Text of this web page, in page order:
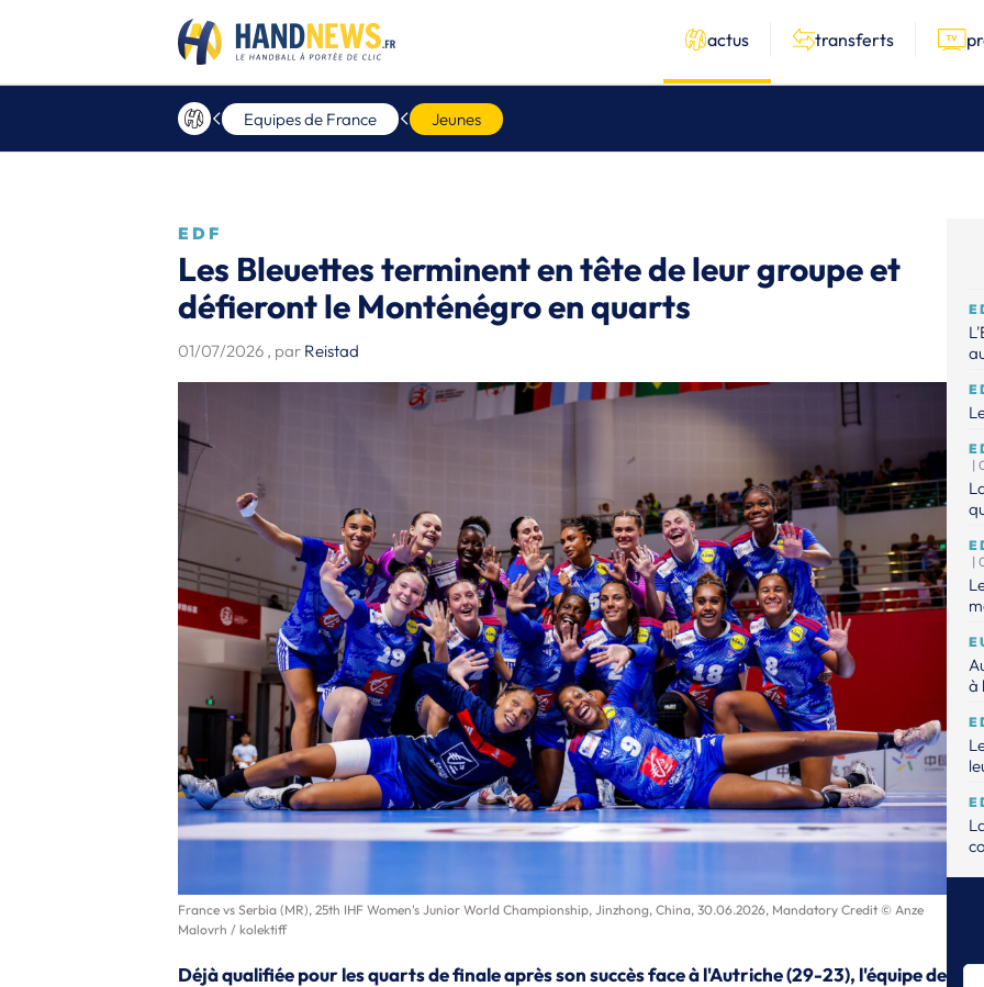
actus transferts
Equipes de France Jeunes
EDF
Les Bleuettes terminent en tête de leur groupe et
défieront le Monténégro en quarts
01/07/2026 , par Reistad
France vs Serbia (MR), 25th IHF Women's Junior World Championship, Jinzhong, China, 30.06.2026, Mandatory Credit © Anze
Malovrh / kolektiff
Déjà qualifiée pour les quarts de finale après son succès face à l'Autriche (29-23), l'équipe de
|
|
à